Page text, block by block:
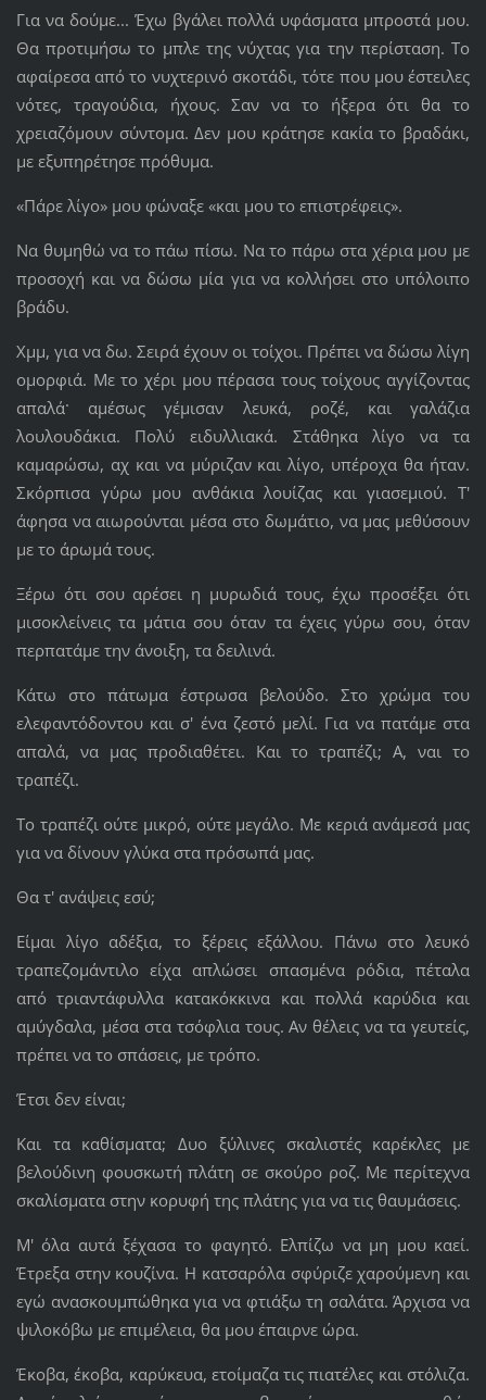
Για να δούμε... Έχω βγάλει πολλά υφάσματα μπροστά μου.
Θα προτιμήσω το μπλε της νύχτας για την περίσταση. Το
αφαίρεσα από το νυχτερινό σκοτάδι, τότε που μου έστειλες
νότες, τραγούδια, ήχους. Σαν να το ήξερα ότι θα το
χρειαζόμουν σύντομα. Δεν μου κράτησε κακία το βραδάκι,
με εξυπηρέτησε πρόθυμα.
«Πάρε λίγο» μου φώναξε «και μου το επιστρέφεις».
Να θυμηθώ να το πάω πίσω. Να το πάρω στα χέρια μου με
προσοχή και να δώσω μία για να κολλήσει στο υπόλοιπο
βράδυ.
Χμμ, για να δω. Σειρά έχουν οι τοίχοι. Πρέπει να δώσω λίγη
ομορφιά. Με το χέρι μου πέρασα τους τοίχους αγγίζοντας
απαλά· αμέσως γέμισαν λευκά, ροζέ, και γαλάζια
λουλουδάκια. Πολύ ειδυλλιακά. Στάθηκα λίγο να τα
καμαρώσω, αχ και να μύριζαν και λίγο, υπέροχα θα ήταν.
Σκόρπισα γύρω μου ανθάκια λουίζας και γιασεμιού. Τ'
άφησα να αιωρούνται μέσα στο δωμάτιο, να μας μεθύσουν
με το άρωμά τους.
Ξέρω ότι σου αρέσει η μυρωδιά τους, έχω προσέξει ότι
μισοκλείνεις τα μάτια σου όταν τα έχεις γύρω σου, όταν
περπατάμε την άνοιξη, τα δειλινά.
Κάτω στο πάτωμα έστρωσα βελούδο. Στο χρώμα του
ελεφαντόδοντου και σ' ένα ζεστό μελί. Για να πατάμε στα
απαλά, να μας προδιαθέτει. Και το τραπέζι; Α, ναι το
τραπέζι.
Το τραπέζι ούτε μικρό, ούτε μεγάλο. Με κεριά ανάμεσά μας
για να δίνουν γλύκα στα πρόσωπά μας.
Θα τ' ανάψεις εσύ;
Είμαι λίγο αδέξια, το ξέρεις εξάλλου. Πάνω στο λευκό
τραπεζομάντιλο είχα απλώσει σπασμένα ρόδια, πέταλα
από τριαντάφυλλα κατακόκκινα και πολλά καρύδια και
αμύγδαλα, μέσα στα τσόφλια τους. Αν θέλεις να τα γευτείς,
πρέπει να το σπάσεις, με τρόπο.
Έτσι δεν είναι;
Και τα καθίσματα; Δυο ξύλινες σκαλιστές καρέκλες με
βελούδινη φουσκωτή πλάτη σε σκούρο ροζ. Με περίτεχνα
σκαλίσματα στην κορυφή της πλάτης για να τις θαυμάσεις.
Μ' όλα αυτά ξέχασα το φαγητό. Ελπίζω να μη μου καεί.
Έτρεξα στην κουζίνα. Η κατσαρόλα σφύριζε χαρούμενη και
εγώ ανασκουμπώθηκα για να φτιάξω τη σαλάτα. Άρχισα να
ψιλοκόβω με επιμέλεια, θα μου έπαιρνε ώρα.
Έκοβα, έκοβα, καρύκευα, ετοίμαζα τις πιατέλες και στόλιζα.